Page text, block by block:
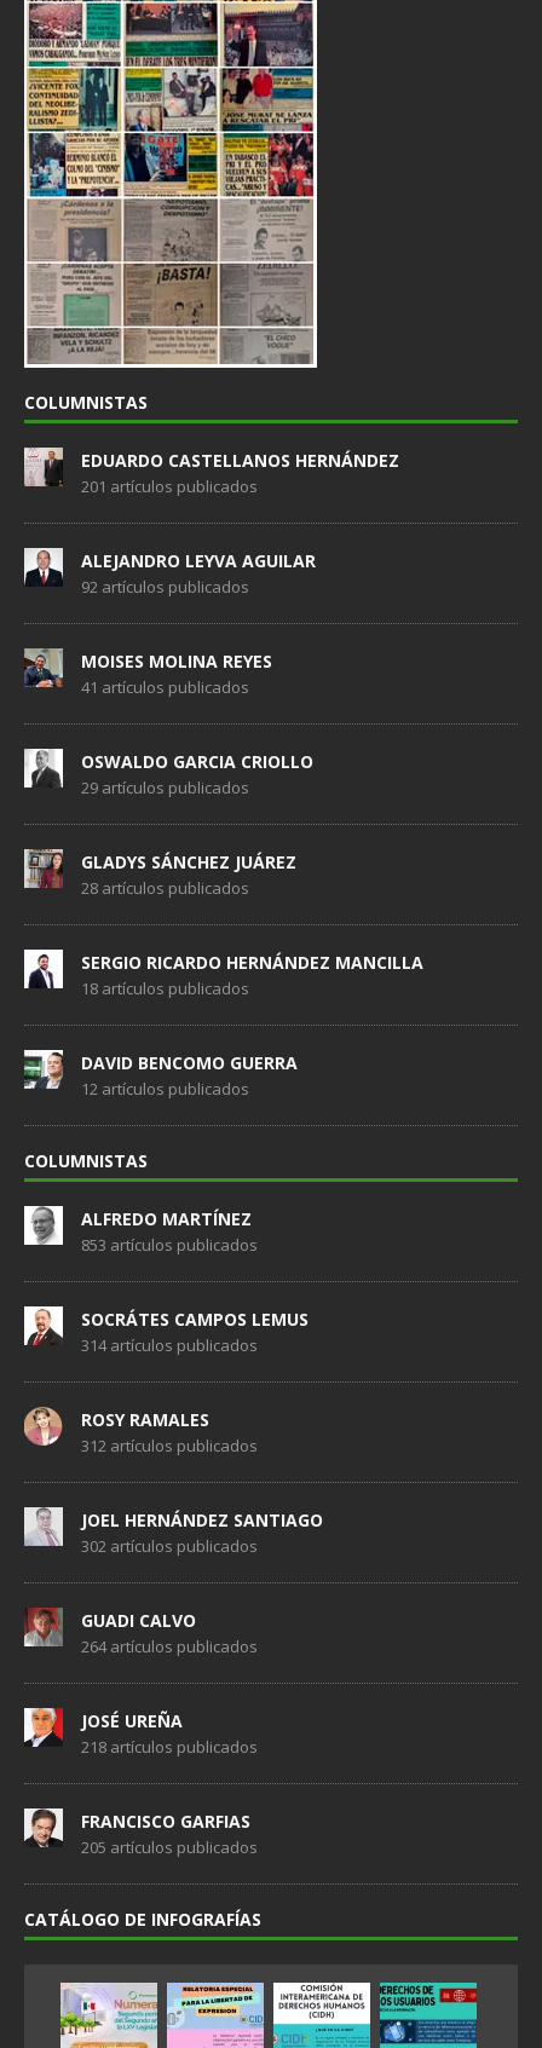
COLUMNISTAS
EDUARDO CASTELLANOS HERNÁNDEZ
201 artículos publicados
ALEJANDRO LEYVA AGUILAR
92 artículos publicados
MOISES MOLINA REYES
41 artículos publicados
OSWALDO GARCIA CRIOLLO
29 artículos publicados
GLADYS SÁNCHEZ JUÁREZ
28 artículos publicados
SERGIO RICARDO HERNÁNDEZ MANCILLA
18 artículos publicados
DAVID BENCOMO GUERRA
12 artículos publicados
COLUMNISTAS
ALFREDO MARTÍNEZ
853 artículos publicados
SOCRÁTES CAMPOS LEMUS
314 artículos publicados
ROSY RAMALES
312 artículos publicados
JOEL HERNÁNDEZ SANTIAGO
302 artículos publicados
GUADI CALVO
264 artículos publicados
JOSÉ UREÑA
218 artículos publicados
FRANCISCO GARFIAS
205 artículos publicados
CATÁLOGO DE INFOGRAFÍAS